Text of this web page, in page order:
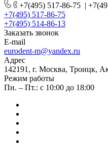
+7(495) 517-86-75 |
+7(495) 517-86-75
+7(495) 514-86-13
Заказать звонок
E-mail
eurodent-m@yandex.ru
Адрес
142191, г. Москва, Троицк,
Режим работы
Пн. – Пт.: с 10:00 до 18:00